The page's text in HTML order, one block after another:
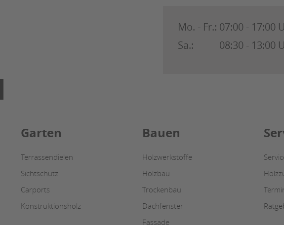
Mo. - Fr.: 07:00 - 17:00
Sa.:
08:30 - 13:00
Garten
Terrassendielen
Sichtschutz
Carports
Konstruktionsholz
Bauen
Holzwerkstoffe
Holzbau
Trockenbau
Dachfenster
Fassade